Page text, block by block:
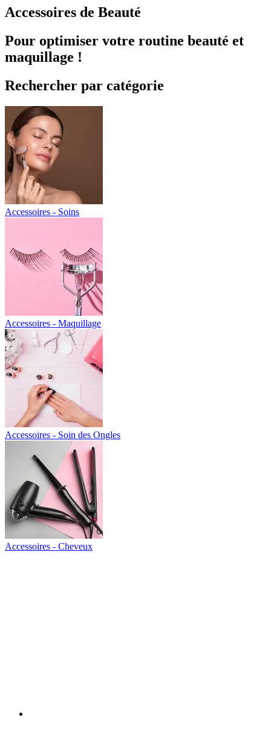
Accessoires de Beauté
Pour optimiser votre routine beauté et
maquillage !
Rechercher par catégorie
Accessoires - Soins
Accessoires - Maquillage
Accessoires - Soin des Ongles
Accessoires - Cheveux